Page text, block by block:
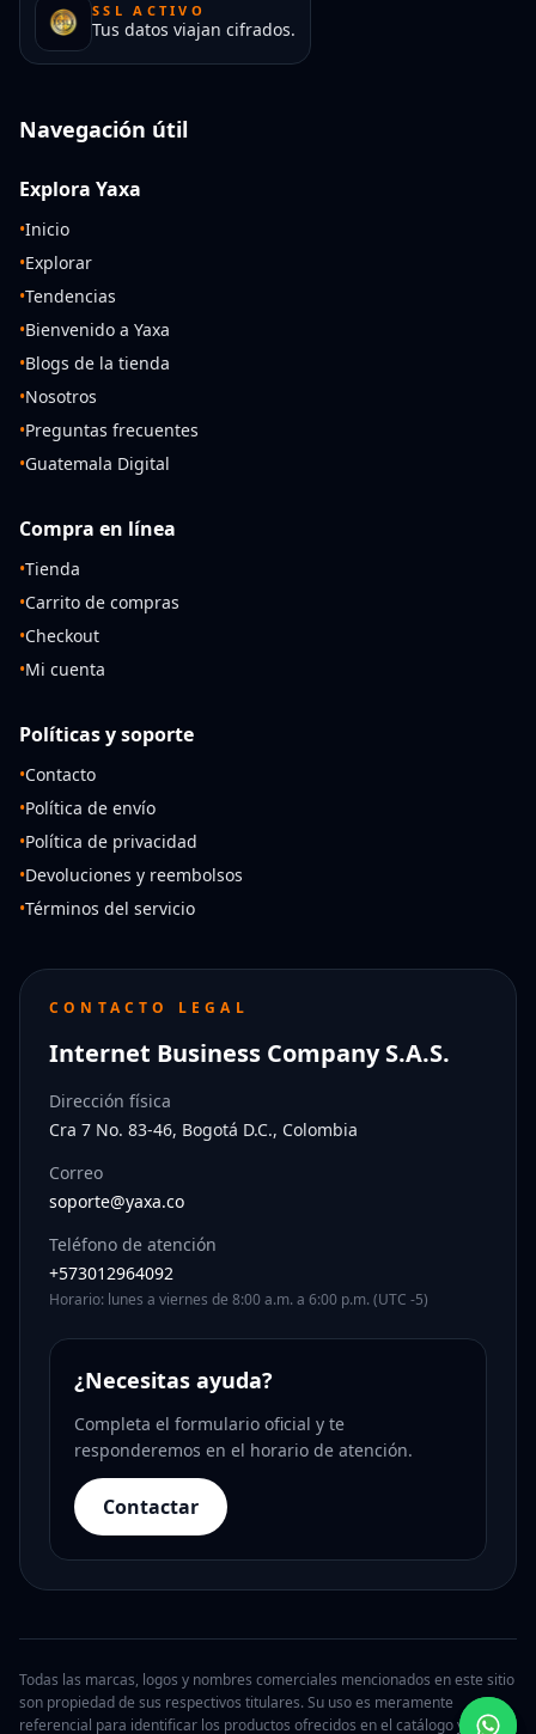
SSL ACTIVO
Tus datos viajan cifrados.
Navegación útil
Explora Yaxa
•Inicio
•Explorar
•Tendencias
•Bienvenido a Yaxa
•Blogs de la tienda
•Nosotros
•Preguntas frecuentes
•Guatemala Digital
Compra en línea
•Tienda
•Carrito de compras
•Checkout
•Mi cuenta
Políticas y soporte
•Contacto
•Política de envío
•Política de privacidad
•Devoluciones y reembolsos
•Términos del servicio
CONTACTO LEGAL
Internet Business Company S.A.S.
Dirección física
Cra 7 No. 83-46, Bogotá D.C., Colombia
Correo
soporte@yaxa.co
Teléfono de atención
+573012964092
Horario: lunes a viernes de 8:00 a.m. a 6:00 p.m. (UTC -5)
¿Necesitas ayuda?
Completa el formulario oficial y te
responderemos en el horario de atención.
Contactar
Todas las marcas, logos y nombres comerciales mencionados en este sitio
son propiedad de sus respectivos titulares. Su uso es meramente
referencial para identificar los productos ofrecidos en el catálogo y no